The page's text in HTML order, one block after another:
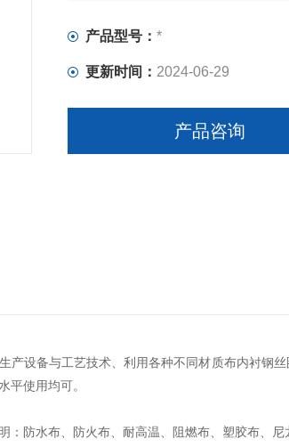
产品型号： *
更新时间： 2024-06-29
产品咨询
产设备与工艺技术、利用各种不同材质布内衬钢
平使用均可。
：防水布、防火布、耐高温、阻燃布、塑胶布、